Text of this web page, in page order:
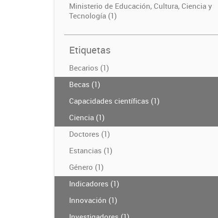
Ministerio de Educación, Cultura, Ciencia y
Tecnología (1)
Etiquetas
Becarios (1)
Becas (1)
Capacidades científicas (1)
Ciencia (1)
Doctores (1)
Estancias (1)
Género (1)
Indicadores (1)
Innovación (1)